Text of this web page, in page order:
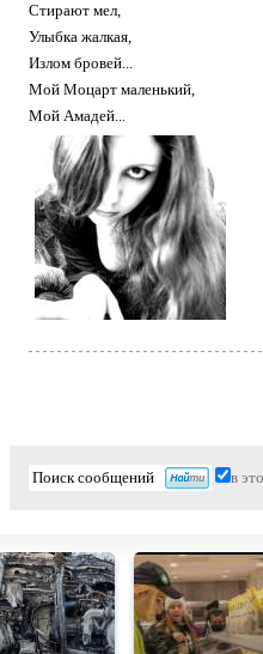
Стирают мел,
Улыбка жалкая,
Излом бровей...
Мой Моцарт маленький,
Мой Амадей...
в